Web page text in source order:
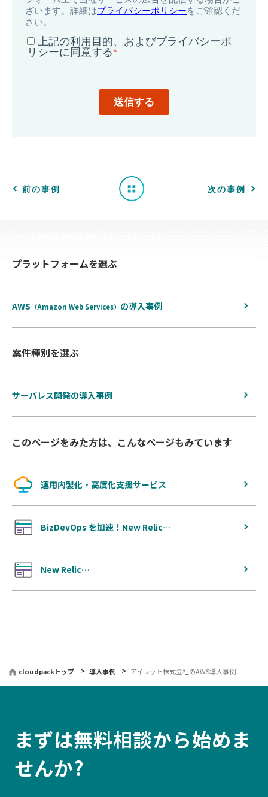
前の事例
例
一 次の事例
プラットフォームを選ぶ
AWS （Amazon Web Services） の導入事例
案件種別を選ぶ
サーバレス開発の導入事例
このページをみた方は、こんなページもみています
運用内製化・高度化支援サービス
BizDevOps を加速！New Relic…
New Relic…
cloudpackトップ 導入事例 アイレット株式会社のAWS導入事例
まずは無料相談から始めま
せんか?